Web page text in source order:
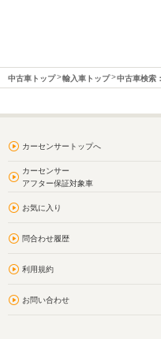
中古車トップ 輸入車トップ 中古車検索
カーセンサートップへ
カーセンサー
アフター保証対象車
お気に入り
問合わせ履歴
利用規約
お問い合わせ